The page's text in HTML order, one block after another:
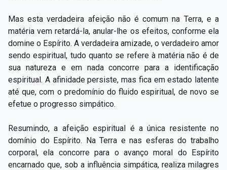
Mas esta verdadeira afeição não é comum na Terra, e a
matéria vem retardá-la, anular-lhe os efeitos, conforme ela
domine o Espírito. A verdadeira amizade, o verdadeiro amor
sendo espiritual, tudo quanto se refere à matéria não é de
sua natureza e em nada concorre para a identificação
espiritual. A afinidade persiste, mas fica em estado latente
até que, com o predomínio do fluido espiritual, de novo se
efetue o progresso simpático.
Resumindo, a afeição espiritual é a única resistente no
domínio do Espírito. Na Terra e nas esferas do trabalho
corporal, ela concorre para o avanço moral do Espírito
encarnado que, sob a influência simpática, realiza milagres